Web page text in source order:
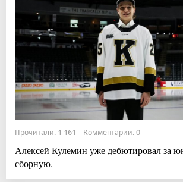
Прочитали: 1 161 Комментарии: 0
Алексей Кулемин уже дебютировал за
сборную.